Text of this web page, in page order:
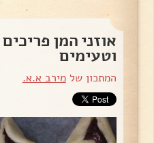
אוזני המן פריכים
וטעימים
המתכון שלמירב א.א.